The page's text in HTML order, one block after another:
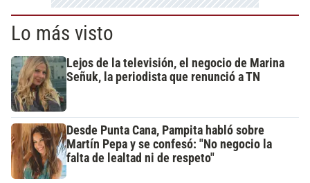
Lo más visto
Lejos de la televisión, el negocio de Marina
Señuk, la periodista que renunció a TN
Desde Punta Cana, Pampita habló sobre
Martín Pepa y se confesó: "No negocio la
falta de lealtad ni de respeto"